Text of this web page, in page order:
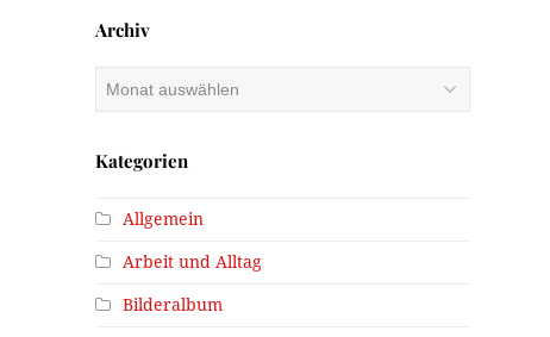
Archiv
Kategorien
Allgemein
Arbeit und Alltag
Bilderalbum